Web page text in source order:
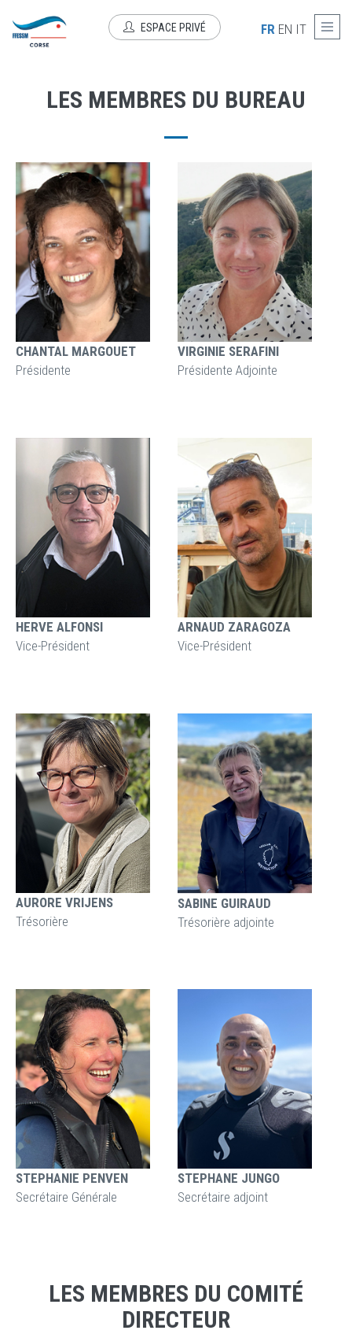
ESPACE PRIVÉ FR EN IT
LES MEMBRES
LES MEMBRES DU BUREAU
CHANTAL MARGOUET
Présidente
VIRGINIE SERAFINI
Présidente Adjointe
HERVE ALFONSI
Vice-Président
ARNAUD ZARAGOZA
Vice-Président
AURORE VRIJENS
Trésorière
SABINE GUIRAUD
Trésorière adjointe
STEPHANIE PENVEN
Secrétaire Générale
STEPHANE JUNGO
Secrétaire adjoint
LES MEMBRES DU COMITÉ
DIRECTEUR